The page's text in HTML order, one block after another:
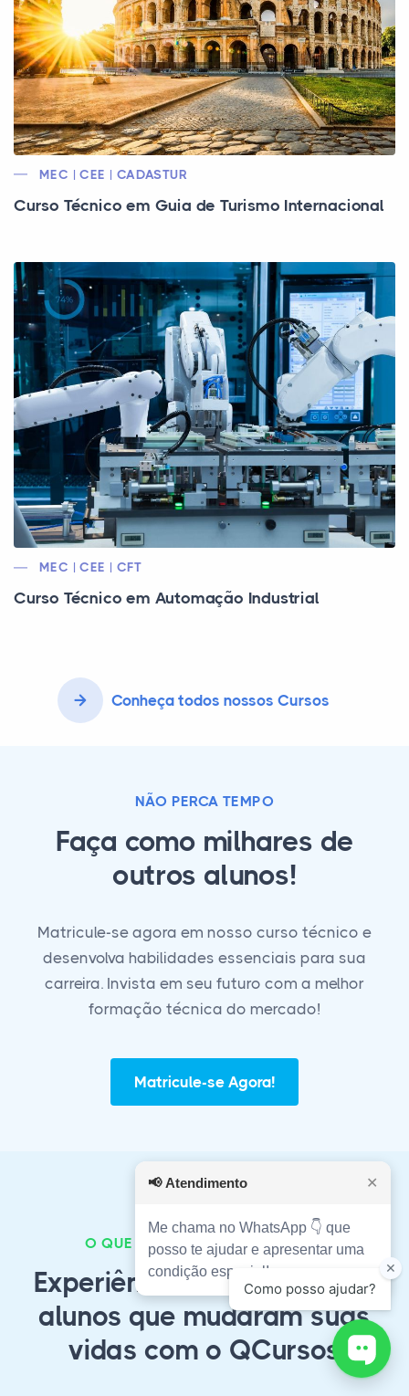
MEC | CEE | CADASTUR
Curso Técnico em Guia de Turismo Internacional
MEC | CEE | CFT
Curso Técnico em Automação Industrial
Conheça todos nossos Cursos
NÃO PERCA TEMPO
Faça como milhares de
outros alunos!
Matricule-se agora em nosso curso técnico e
desenvolva habilidades essenciais para sua
carreira. Invista em seu futuro com a melhor
formação técnica do mercado!
Matricule-se Agora!
O QUE NOSSOS ALUNOS FALAM?
Experiências autênticas de
alunos que mudaram suas
vidas com o QCursos
📢 Atendimento ✕
Me chama no WhatsApp 👇 que
posso te ajudar e apresentar uma
condição especial!